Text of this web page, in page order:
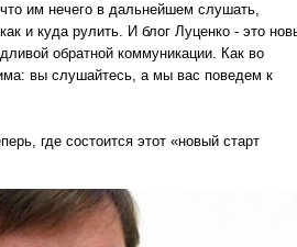
им нечего в дальнейшем слушать,
и куда рулить. И блог Луценко - это
обратной коммуникации. Как во
вы слушайтесь, а мы вас поведем к
где состоится этот «новый старт